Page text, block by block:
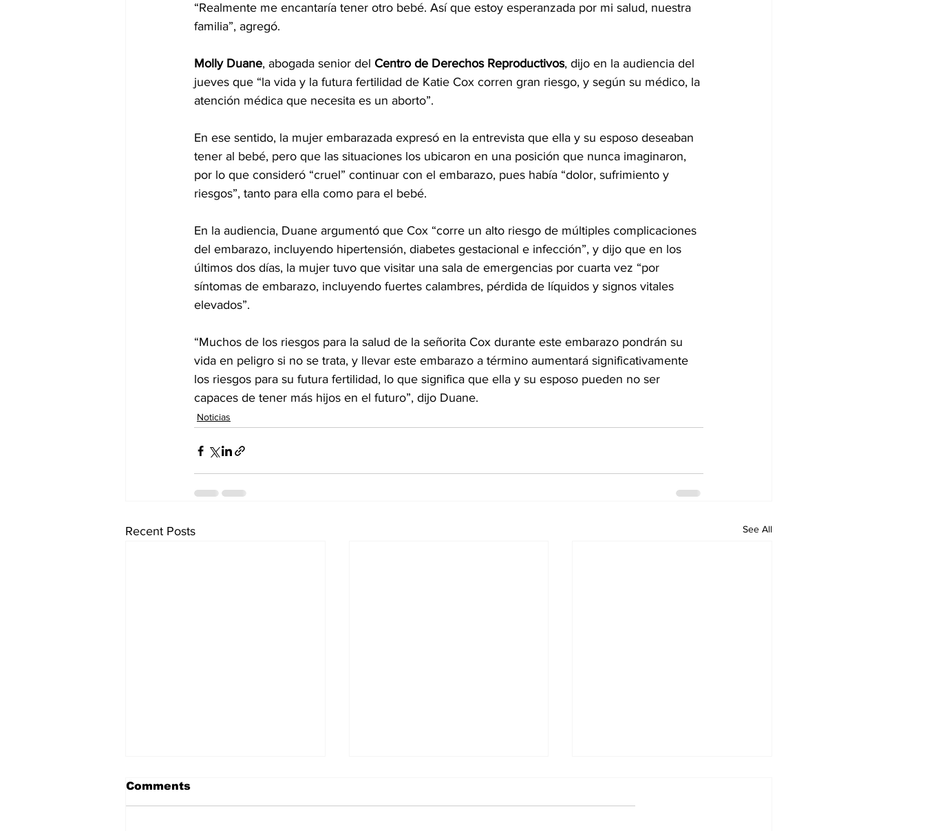
“Realmente me encantaría tener otro bebé. Así que estoy esperanzada por mi salud, nuestra
familia”, agregó.
Molly Duane, abogada senior del Centro de Derechos Reproductivos, dijo en la audiencia del
jueves que “la vida y la futura fertilidad de Katie Cox corren gran riesgo, y según su médico, la
atención médica que necesita es un aborto”.
En ese sentido, la mujer embarazada expresó en la entrevista que ella y su esposo deseaban
tener al bebé, pero que las situaciones los ubicaron en una posición que nunca imaginaron,
por lo que consideró “cruel” continuar con el embarazo, pues había “dolor, sufrimiento y
riesgos”, tanto para ella como para el bebé.
En la audiencia, Duane argumentó que Cox “corre un alto riesgo de múltiples complicaciones
del embarazo, incluyendo hipertensión, diabetes gestacional e infección”, y dijo que en los
últimos dos días, la mujer tuvo que visitar una sala de emergencias por cuarta vez “por
síntomas de embarazo, incluyendo fuertes calambres, pérdida de líquidos y signos vitales
elevados”.
“Muchos de los riesgos para la salud de la señorita Cox durante este embarazo pondrán su
vida en peligro si no se trata, y llevar este embarazo a término aumentará significativamente
los riesgos para su futura fertilidad, lo que significa que ella y su esposo pueden no ser
capaces de tener más hijos en el futuro”, dijo Duane.
Noticias
Recent Posts See All
Comments